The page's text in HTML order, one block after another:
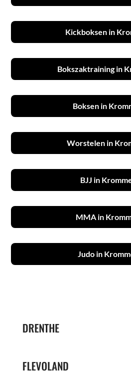
Kickboksen in
Bokszaktraining in
Boksen in
Worstelen in
BJJ in
MMA in
Judo in
DRENTHE
FLEVOLAND